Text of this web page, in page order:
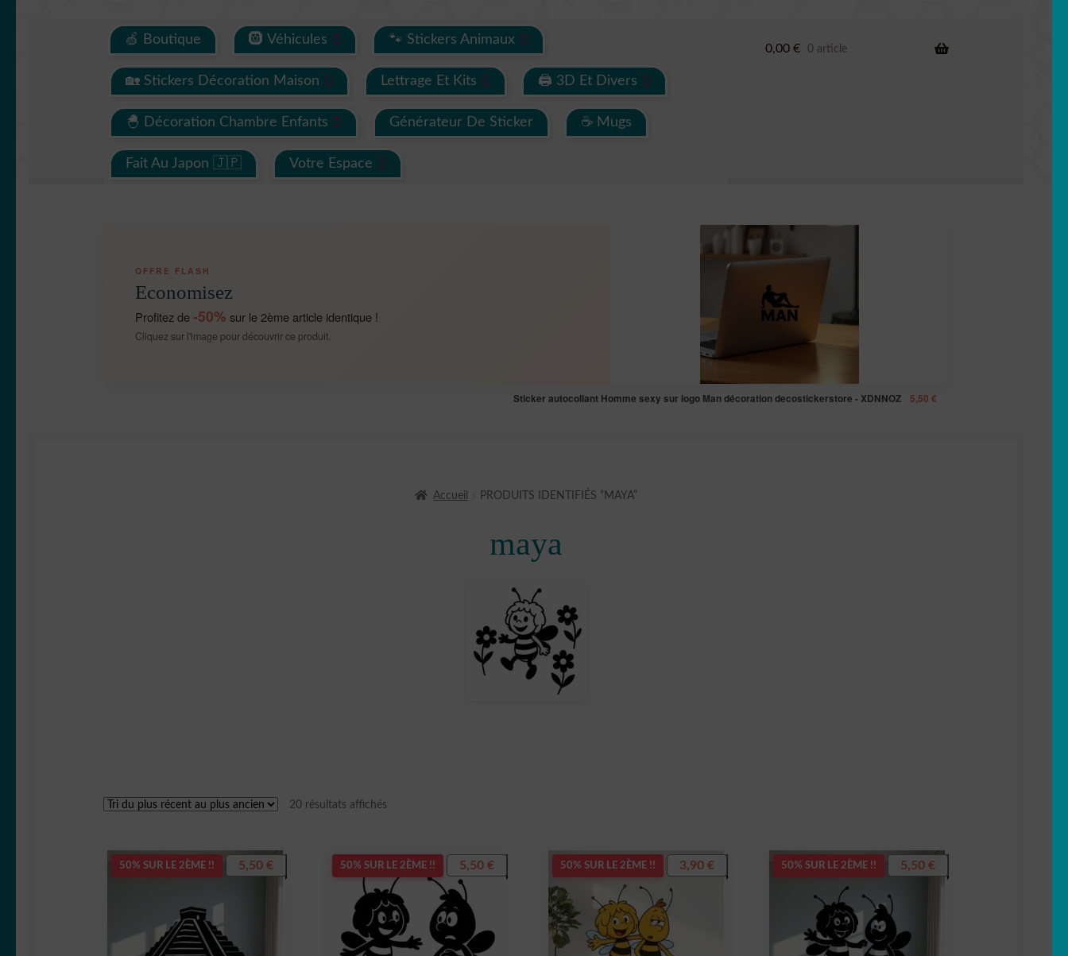
🍏 Boutique 🛞 Véhicules 🐾 Stickers Animaux
🏡 Stickers Décoration Maison Lettrage Et Kits 🖨 3D Et Divers
🐣 Décoration Chambre Enfants Générateur De Sticker ☕ Mugs
Fait Au Japon 🇯🇵 Votre Espace
0,00 € 0 article
OFFRE FLASH
Economisez
Profitez de-50% sur le 2ème article identique !
Cliquez sur l'image pour découvrir ce produit.
Sticker autocollant Homme sexy sur logo Man décoration decostickerstore - XDNNOZ 5,50 €
Accueil PRODUITS IDENTIFIÉS “MAYA”
maya
20 résultats affichés
récent
plus
ancien
50% SUR LE 2ÈME !! 5,50€ 50% SUR LE 2ÈME !! 5,50 € 50% SUR LE 2ÈME !! 3,90€ 50% SUR LE 2ÈME !! 5,50 €